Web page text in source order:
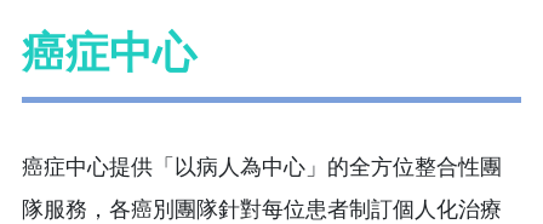
癌症中心
癌症中心提供「以病人為中心」的全方位整合性團
隊服務，各癌別團隊針對每位患者制訂個人化治療